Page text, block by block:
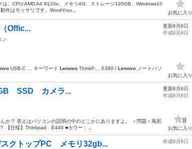
は、CPU:AMD A4 9120e、メモリ4G、ストレージ120GB、Windows10
作はモッサリです。Wordやex...
お気に入り
Offic...
ン
USB-C … キーワード Lenovo ThinkP… X390 / Lenovo ノートパソ
更新8月8日
作成8月8日
お気に入り
SSD カメラ...
か？ 答えはパソコンの説明の中のどこかにありますよ。 ＜問題＞風邪
【仕様】Thinkpad E440 ■カラー：...
更新8月8日
作成8月8日
8
お気に入り
クトップPC メモリ32gb... 作成8月8日